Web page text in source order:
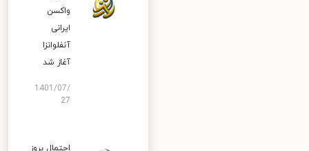
واکسن
ایرانی
آنفلوانزا
آغاز شد
1401/07/
27
احتمال بروز